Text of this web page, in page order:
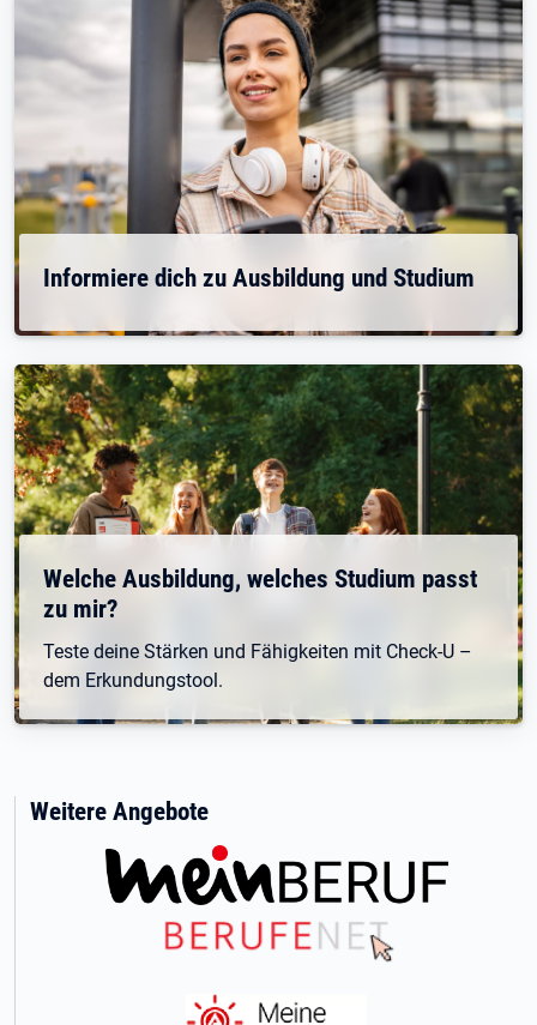
Informiere dich zu Ausbildung und Studium
Welche Ausbildung, welches Studium passt
zu mir?
Teste deine Stärken und Fähigkeiten mit Check-U –
dem Erkundungstool.
Weitere Angebote